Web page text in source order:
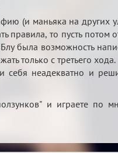
(и маньяка на других
то пусть потом
была возможность
только с третьего хода.
неадекватно и
и играете по